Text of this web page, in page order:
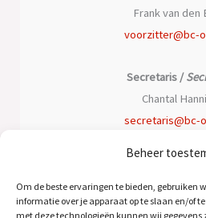
Beheer
Om de beste ervaringen te bieden, gebruiken
informatie over je apparaat op te slaan en/of
met deze technologieën kunnen wij gegevens
Frank van den
voorzitter@bc-
Secretaris /
Chantal
secretaris@bc-
Penningmeester /
Peter